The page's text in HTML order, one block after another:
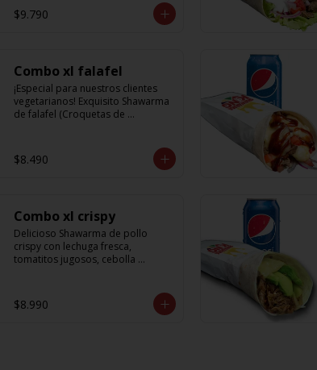
lactonesa  + refrescante bebida de
350 cc
$9.790
Combo xl falafel
¡Especial para nuestros clientes
vegetarianos! Exquisito Shawarma
de falafel (Croquetas de
morada y salsa en base a
lactonesa  +  refrescante bebida
$8.490
Combo xl crispy
Delicioso Shawarma de pollo
crispy con lechuga fresca,
tomatitos jugosos, cebolla
$8.990